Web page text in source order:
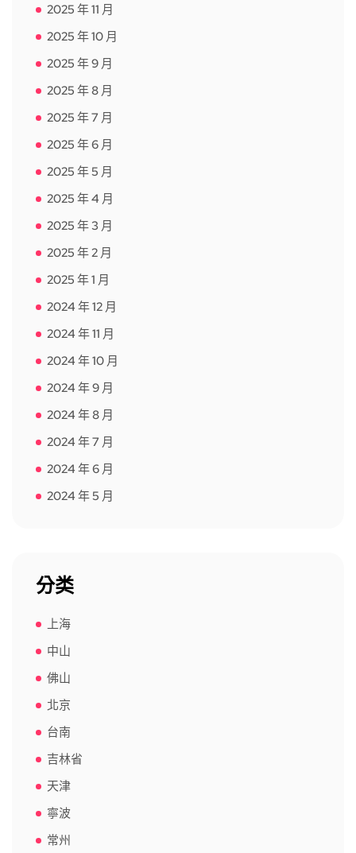
2025 年 11 月
2025 年 10 月
2025 年 9 月
2025 年 8 月
2025 年 7 月
2025 年 6 月
2025 年 5 月
2025 年 4 月
2025 年 3 月
2025 年 2 月
2025 年 1 月
2024 年 12 月
2024 年 11 月
2024 年 10 月
2024 年 9 月
2024 年 8 月
2024 年 7 月
2024 年 6 月
2024 年 5 月
分类
上海
中山
佛山
北京
台南
吉林省
天津
寧波
常州